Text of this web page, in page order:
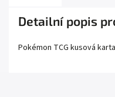
Detailní popis
Pokémon TCG kusová